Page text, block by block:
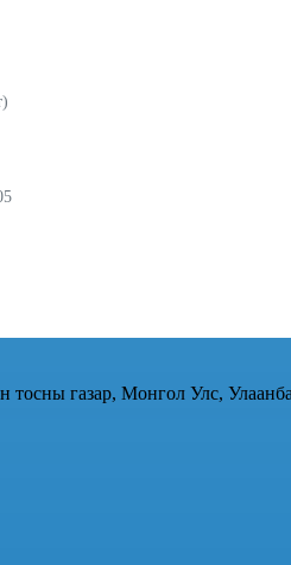
тосны газар, Монгол Улс,